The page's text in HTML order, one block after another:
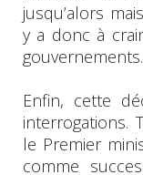
jusqu’alors
y a donc à
gouvernements.
Enfin, cette
interrogations.
le Premier
comme